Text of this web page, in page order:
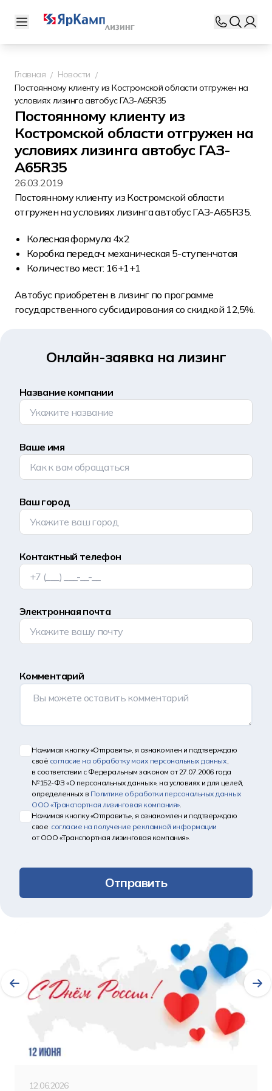
Главная
Новости
Постоянному клиенту из Костромской области отгружен на
условиях лизинга автобус ГАЗ-А65R35
Постоянному клиенту из
Костромской области отгружен на
условиях лизинга автобус ГАЗ-
А65R35
26.03.2019
Постоянному клиенту из Костромской области
отгружен на условиях лизинга автобус ГАЗ-А65R35.
Колесная формула 4х2
Коробка передач: механическая 5-ступенчатая
Количество мест: 16+1+1
Автобус приобретен в лизинг по программе
государственного субсидирования со скидкой 12,5%.
Онлайн-заявка на лизинг
Название компании
Ваше имя
Ваш город
Контактный телефон
Электронная почта
Комментарий
Нажимая кнопку «Отправить», я ознакомлен и подтверждаю
своё согласие на обработку моих персональных данных,
в соответствии с Федеральным законом от 27.07.2006 года
№152-ФЗ «О персональных данных», на условиях и для целей,
определенных в Политике обработки персональных данных
ООО «Транспортная лизинговая компания».
Нажимая кнопку «Отправить», я ознакомлен и подтверждаю
свое согласие на получение рекламной информации
от ООО «Транспортная лизинговая компания».
Отправить
Другие новости
12.06.2026